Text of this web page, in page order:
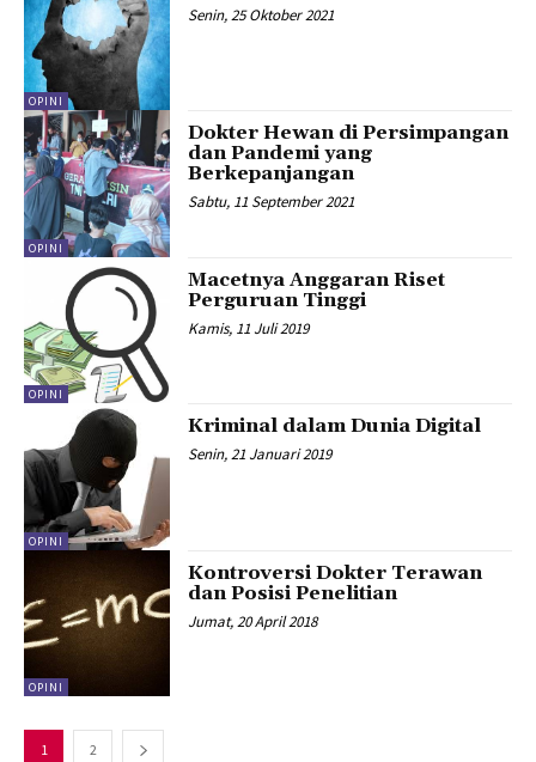
OPINI
Senin, 25 Oktober 2021
OPINI
Dokter Hewan di Persimpangan
dan Pandemi yang
Berkepanjangan
Sabtu, 11 September 2021
OPINI
Macetnya Anggaran Riset
Perguruan Tinggi
Kamis, 11 Juli 2019
OPINI
Kriminal dalam Dunia Digital
Senin, 21 Januari 2019
OPINI
Kontroversi Dokter Terawan
dan Posisi Penelitian
Jumat, 20 April 2018
1 2